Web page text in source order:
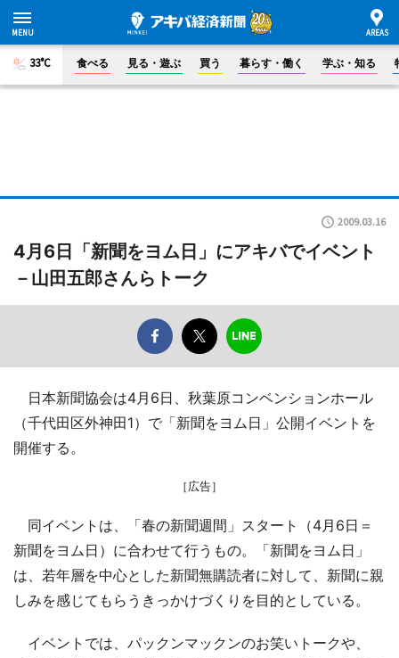
33°C 食べる 見る・遊ぶ 買う 暮らす・働く 学ぶ・知る
2009.03.16
4月6日「新聞をヨム日」にアキバでイベント
－山田五郎さんらトーク
日本新聞協会は4月6日、秋葉原コンベンションホール
（千代田区外神田1）で「新聞をヨム日」公開イベントを
開催する。
［広告］
同イベントは、「春の新聞週間」スタート（4月6日＝
新聞をヨム日）に合わせて行うもの。「新聞をヨム日」
は、若年層を中心とした新聞無購読者に対して、新聞に親
しみを感じてもらうきっかけづくりを目的としている。
イベントでは、パックンマックンのお笑いトークや、